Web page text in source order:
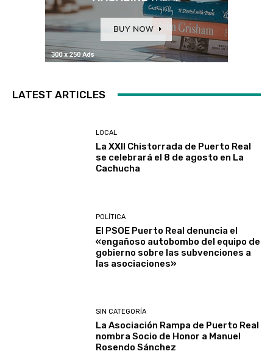
LATEST ARTICLES
LOCAL
La XXII Chistorrada de Puerto Real
se celebrará el 8 de agosto en La
Cachucha
POLÍTICA
El PSOE Puerto Real denuncia el
«engañoso autobombo del equipo de
gobierno sobre las subvenciones a
las asociaciones»
SIN CATEGORÍA
La Asociación Rampa de Puerto Real
nombra Socio de Honor a Manuel
Rosendo Sánchez